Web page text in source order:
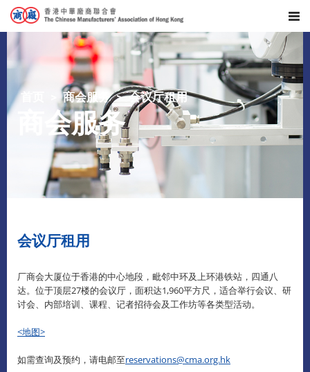
首页 商会服务 会议厅租用
商会服务
会议厅租用
厂商会大厦位于香港的中心地段，毗邻中环及上环港铁站，四通八
达。位于顶层27楼的会议厅，面积达1,960平方尺，适合举行会议、研
讨会、内部培训、课程、记者招待会及工作坊等各类型活动。
<地图>
如需查询及预约，请电邮至reservations@cma.org.hk